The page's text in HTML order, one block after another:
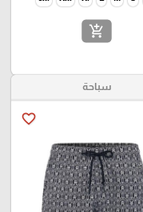
add_shopping_cart
سباحة
favorite_border